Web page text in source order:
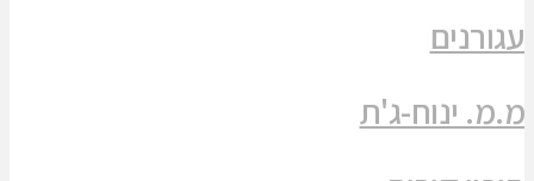
עגורנים
מ.מ. ינוח-ג'ת